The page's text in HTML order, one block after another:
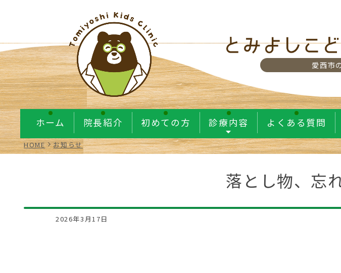
愛西市
ホーム 院長紹介 初めての方 診療内容 よくある質問
HOME お知らせ
落とし物、忘
2026年3月17日